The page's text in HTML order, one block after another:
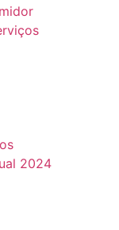
2024